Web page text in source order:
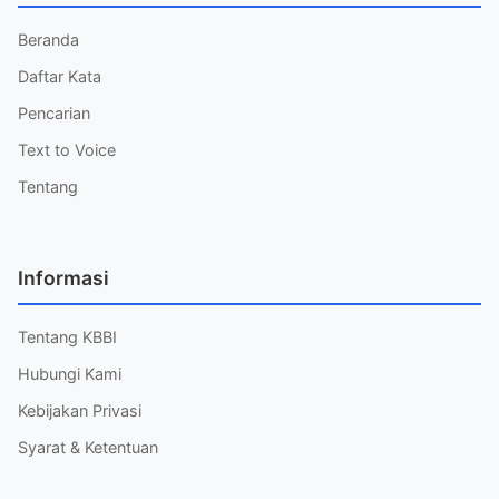
Beranda
Daftar Kata
Pencarian
Text to Voice
Tentang
Informasi
Tentang KBBI
Hubungi Kami
Kebijakan Privasi
Syarat & Ketentuan